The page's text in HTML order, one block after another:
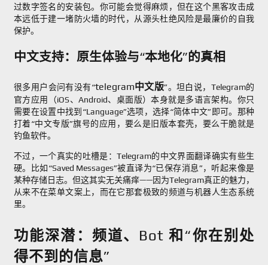
过数字签名的安装包。你可能会觉得麻烦，但在这个黑客攻击成
本远低于建一堵防火墙的时代，从源头杜绝风险是最廉价的自我
保护。
中文支持：原生体验与“本地化”的真相
很多用户会问有没有“telegram中文版”。坦白说，Telegram的
官方应用（iOS、Android、桌面版）本身就是多语言架构。你只
需要在设置中找到“Language”选项，选择“简体中文”即可。那种
打着“中文专版”旗号的应用，要么是旧版本套壳，要么干脆就是
钓鱼软件。
不过，一个真实的吐槽是：Telegram的中文界面翻译确实有些生
硬。比如“Saved Messages”被直译为“已保存消息”，听起来像是
某种存储日志。但这其实无关痛痒——因为Telegram真正的魅力，
从来不在菜单文案上，而在它那套极致的频道与机器人生态系统
里。
功能深潜：频道、Bot 和“你在别处
得不到的信息”